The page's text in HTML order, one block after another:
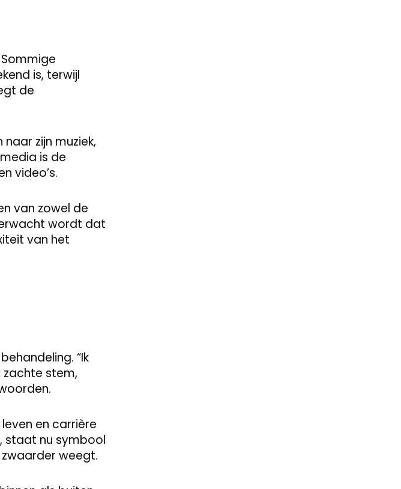
is, terwijl
de
zijn muziek,
is de
video’s.
van zowel de
wordt dat
van het
“Ik
stem,
en carrière
staat nu symbool
weegt.